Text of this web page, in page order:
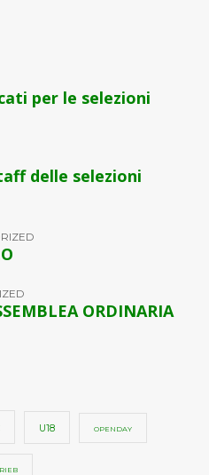
per le selezioni
delle selezioni
ORDINARIA
U18 OPENDAY